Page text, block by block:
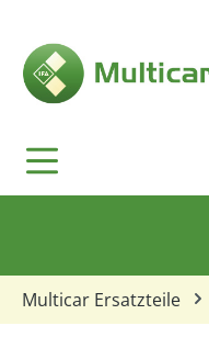
Multicar Ersatzteile